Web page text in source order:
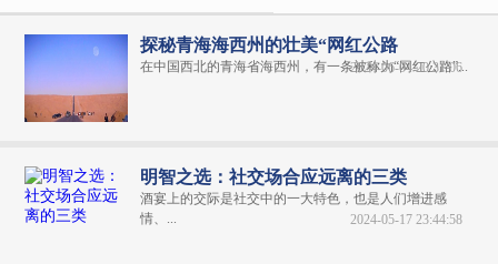
探秘青海海西州的壮美“网红公路
在中国西北的青海省海西州，有一条被称为“网红公路”...
2024-06-04 20:31:06
明智之选：社交场合应远离的三类
酒宴上的交际是社交中的一大特色，也是人们增进感
情、...
2024-05-17 23:44:58